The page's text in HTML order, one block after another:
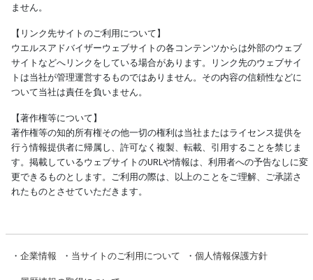
ません。
【リンク先サイトのご利用について】
ウエルスアドバイザーウェブサイトの各コンテンツからは外部のウェブ
サイトなどへリンクをしている場合があります。リンク先のウェブサイ
トは当社が管理運営するものではありません。その内容の信頼性などに
ついて当社は責任を負いません。
【著作権等について】
著作権等の知的所有権その他一切の権利は当社またはライセンス提供を
行う情報提供者に帰属し、許可なく複製、転載、引用することを禁じま
す。掲載しているウェブサイトのURLや情報は、利用者への予告なしに変
更できるものとします。ご利用の際は、以上のことをご理解、ご承諾さ
れたものとさせていただきます。
・ 企業情報 ・ 当サイトのご利用について ・ 個人情報保護方針